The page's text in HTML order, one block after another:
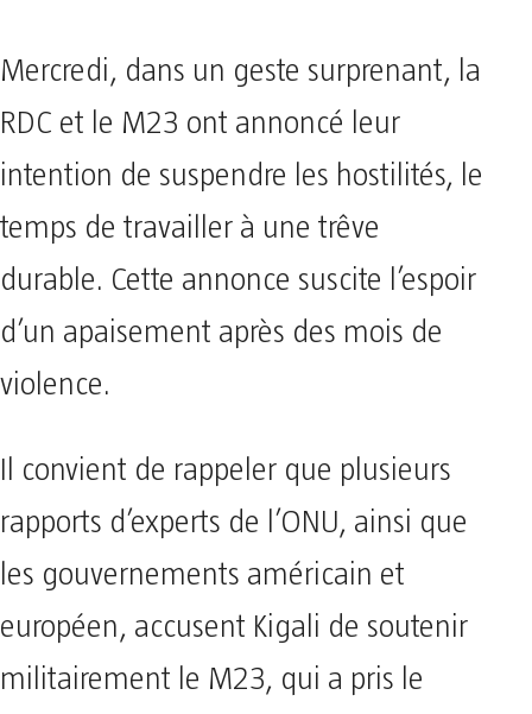
Mercredi, dans un geste surprenant, la
RDC et le M23 ont annoncé leur
intention de suspendre les hostilités, le
temps de travailler à une trêve
durable. Cette annonce suscite l’espoir
d’un apaisement après des mois de
violence.
Il convient de rappeler que plusieurs
rapports d’experts de l’ONU, ainsi que
les gouvernements américain et
européen, accusent Kigali de soutenir
militairement le M23, qui a pris le